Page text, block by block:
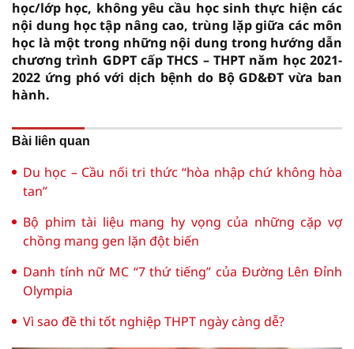
học/lớp học, không yêu cầu học sinh thực hiện các
nội dung học tập nâng cao, trùng lặp giữa các môn
học là một trong những nội dung trong hướng dẫn
chương trình GDPT cấp THCS – THPT năm học 2021-
2022 ứng phó với dịch bệnh do Bộ GD&ĐT vừa ban
hành.
Bài liên quan
Du học – Cầu nối tri thức “hòa nhập chứ không hòa
tan”
Bộ phim tài liệu mang hy vọng của những cặp vợ
chồng mang gen lặn đột biến
Danh tính nữ MC “7 thứ tiếng” của Đường Lên Đỉnh
Olympia
Vì sao đề thi tốt nghiệp THPT ngày càng dễ?